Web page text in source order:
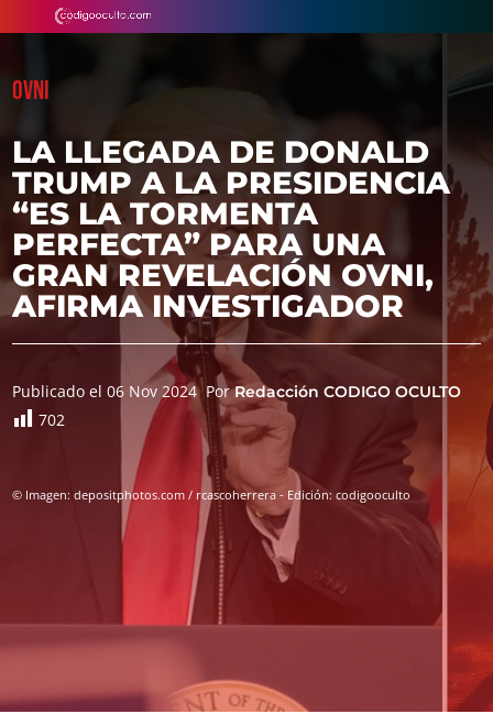
OVNI
LA LLEGADA DE DONALD
TRUMP A LA PRESIDENCIA
“ES LA TORMENTA
PERFECTA” PARA UNA
GRAN REVELACIÓN OVNI,
AFIRMA INVESTIGADOR
Publicado el 06 Nov 2024 PorRedacción CODIGO OCULTO
702
© Imagen: depositphotos.com / rcascoherrera - Edición: codigooculto